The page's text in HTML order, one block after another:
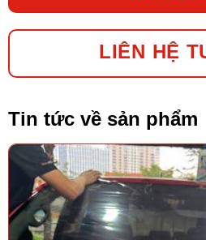
LIÊN HỆ
Tin tức về sản phẩm